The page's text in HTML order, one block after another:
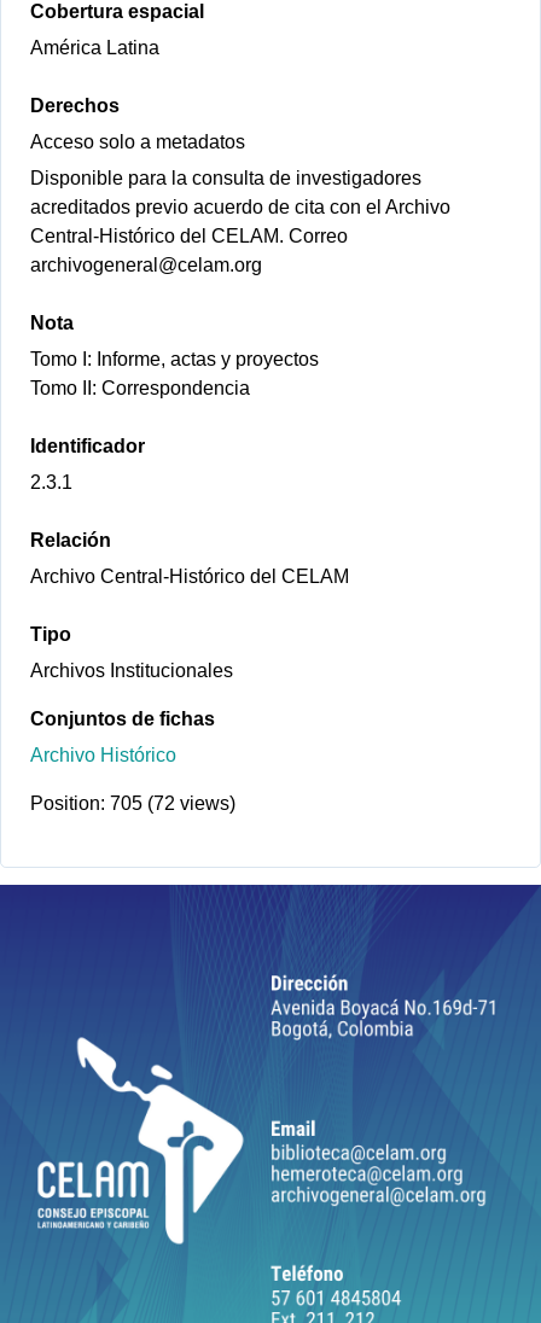
Cobertura espacial
América Latina
Derechos
Acceso solo a metadatos
Disponible para la consulta de investigadores
acreditados previo acuerdo de cita con el Archivo
Central-Histórico del CELAM. Correo
archivogeneral@celam.org
Nota
Tomo I: Informe, actas y proyectos
Tomo II: Correspondencia
Identificador
2.3.1
Relación
Archivo Central-Histórico del CELAM
Tipo
Archivos Institucionales
Conjuntos de fichas
Archivo Histórico
Position: 705 (72 views)